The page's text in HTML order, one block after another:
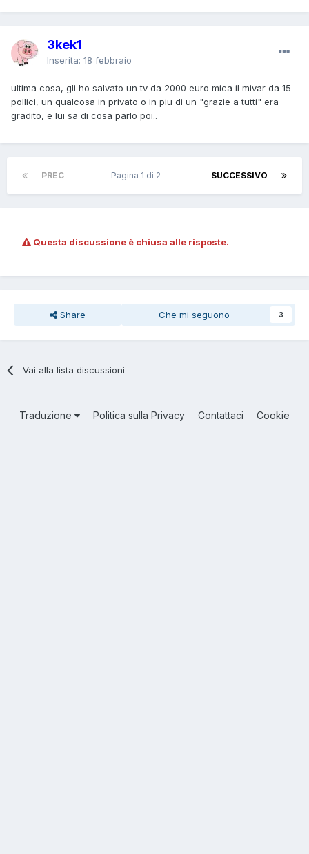
3kek1
Inserita: 18 febbraio
ultima cosa, gli ho salvato un tv da 2000 euro mica il mivar da 15
pollici, un qualcosa in privato o in piu di un "grazie a tutti" era
gradito, e lui sa di cosa parlo poi..
PREC SUCCESSIVO
Pagina 1 di 2
Questa discussione è chiusa alle risposte.
Share Che mi seguono 3
Vai alla lista discussioni
Traduzione Politica sulla Privacy Contattaci Cookie